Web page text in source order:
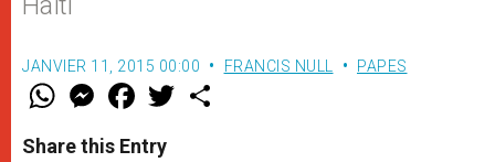
JANVIER 11, 2015 00:00 FRANCIS NULL PAPES
W
t
s
M
e
s
e
F
a
e
b
w
Share this Entry